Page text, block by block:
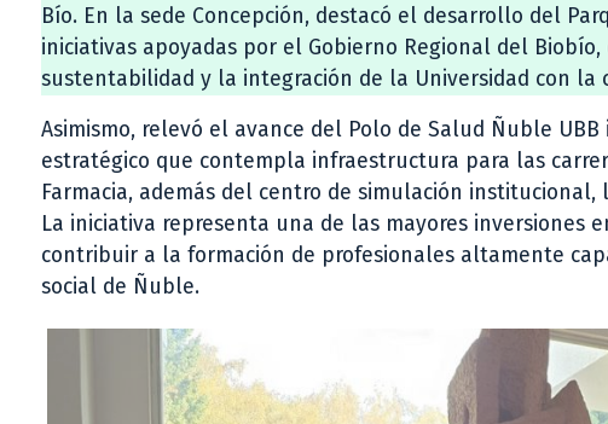
Bío. En la sede Concepción, destacó el desarrollo del
iniciativas apoyadas por el Gobierno Regional del
sustentabilidad y la integración de la Universidad con la
Asimismo, relevó el avance del Polo de Salud Ñuble
estratégico que contempla infraestructura para las
Farmacia, además del centro de simulación
La iniciativa representa una de las mayores
contribuir a la formación de profesionales altamente
social de Ñuble.